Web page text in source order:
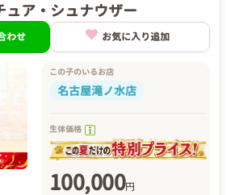
ュア・シュナウザー
わせ お気に入り追加
この子のいるお店
名古屋滝ノ水店
生体価格
100,000円